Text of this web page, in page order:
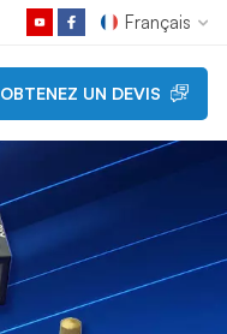
Français
Français
Русский
OBTENEZ UN DEVIS